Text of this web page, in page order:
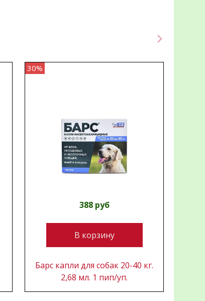
30%
388 руб
В корзину
Барс капли для собак 20-40 кг.
2,68 мл. 1 пип/уп.